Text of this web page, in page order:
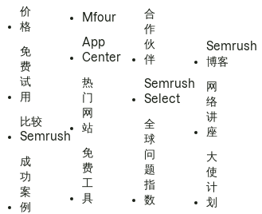
价
格
免
费
试
用
比较
Semrush
成
功
案
例
Mfour
App
Center
热
门
网
站
免
费
工
具
合
作
伙
伴
Semrush
Select
全
球
问
题
指
数
Semrush
博客
网
络
讲
座
大
使
计
划